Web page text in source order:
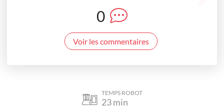
0
Voir les commentaires
TEMPS ROBOT
23min